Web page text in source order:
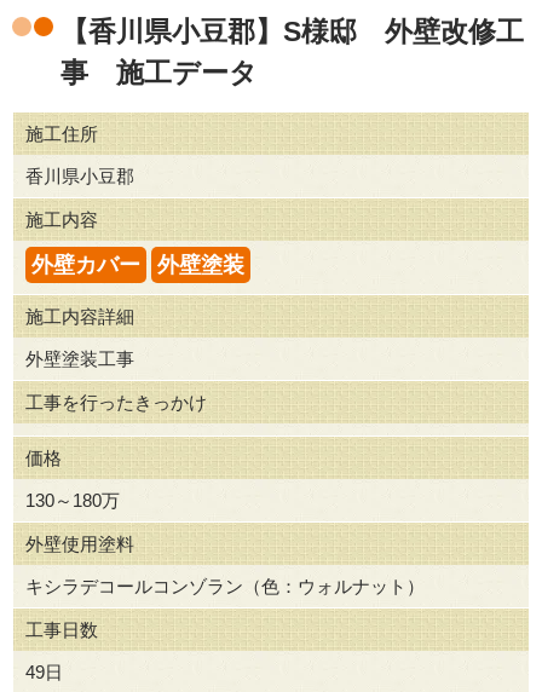
【香川県小豆郡】S様邸 外壁改修工
事 施工データ
施工住所
香川県小豆郡
施工内容
外壁カバー 外壁塗装
施工内容詳細
外壁塗装工事
工事を行ったきっかけ
価格
130～180万
外壁使用塗料
キシラデコールコンゾラン（色：ウォルナット）
工事日数
49日